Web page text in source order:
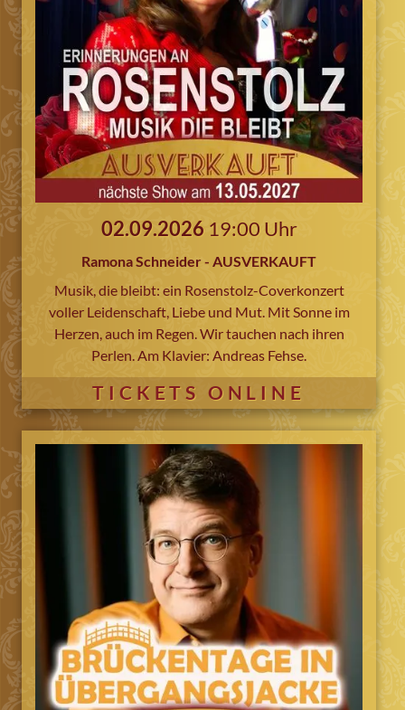
02.09.2026 19:00 Uhr
Ramona Schneider - AUSVERKAUFT
Musik, die bleibt: ein Rosenstolz-Coverkonzert
voller Leidenschaft, Liebe und Mut. Mit Sonne im
Herzen, auch im Regen. Wir tauchen nach ihren
Perlen. Am Klavier: Andreas Fehse.
TICKETS ONLINE